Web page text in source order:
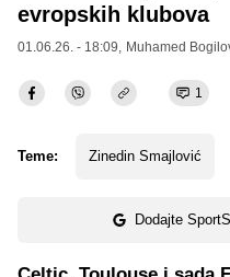
evropskih klubova
01.06.26. - 18:09, Muhamed
1
Teme: Zinedin Smajlović
Dodajte